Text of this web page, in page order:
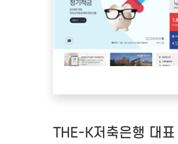
THE-K저축은행 대표